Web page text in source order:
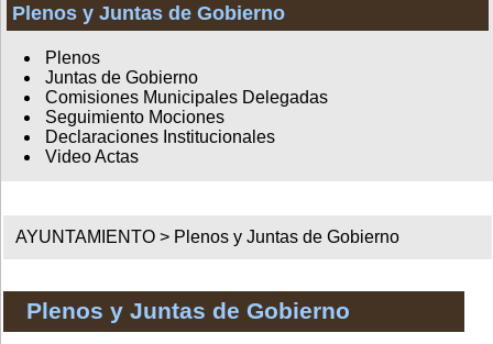
Plenos y Juntas de Gobierno
Plenos
Juntas de Gobierno
Comisiones Municipales Delegadas
Seguimiento Mociones
Declaraciones Institucionales
Video Actas
AYUNTAMIENTO > Plenos y Juntas de Gobierno
Plenos y Juntas de Gobierno